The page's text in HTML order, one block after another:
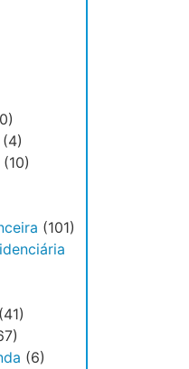
(4)
(10)
(101)
(41)
(6)